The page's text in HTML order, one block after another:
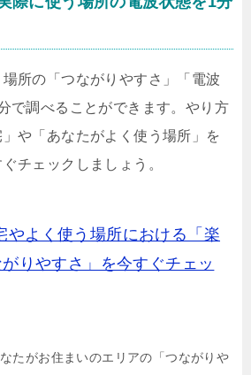
所の「つながりやすさ」「電波
で調べることができます。やり方
や「あなたがよく使う場所」を
チェックしましょう。
やよく使う場所における「楽
りやすさ」を今すぐチェッ
たがお住まいのエリアの「つながりや